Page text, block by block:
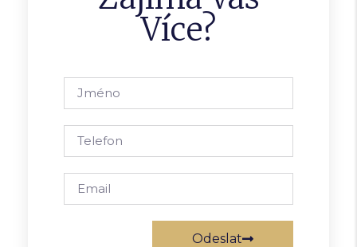
Více?
Odeslat